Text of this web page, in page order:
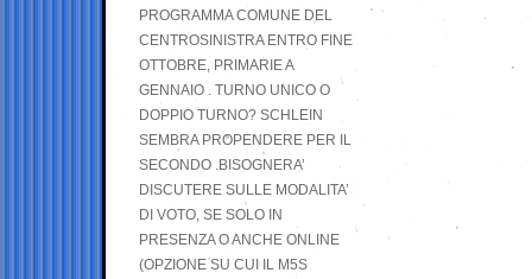
PROGRAMMA COMUNE DEL
CENTROSINISTRA ENTRO FINE
OTTOBRE, PRIMARIE A
GENNAIO . TURNO UNICO O
DOPPIO TURNO? SCHLEIN
SEMBRA PROPENDERE PER IL
SECONDO .BISOGNERA’
DISCUTERE SULLE MODALITA’
DI VOTO, SE SOLO IN
PRESENZA O ANCHE ONLINE
(OPZIONE SU CUI IL M5S